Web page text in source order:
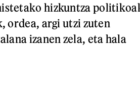
hizkuntza
ordea, argi utzi zuten
izanen zela, eta hala